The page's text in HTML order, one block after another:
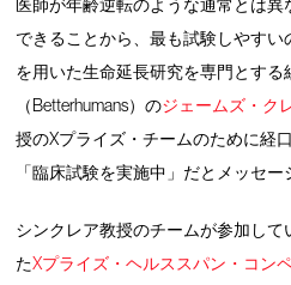
医師が年齢逆転のような通常とは
できることから、最も試験しやす
を用いた生命延長研究を専門とす
（Betterhumans）のジェームズ・ク
授のXプライズ・チームのために経
「臨床試験を実施中」だとメッセー
シンクレア教授のチームが参加し
たXプライズ・ヘルススパン・コン